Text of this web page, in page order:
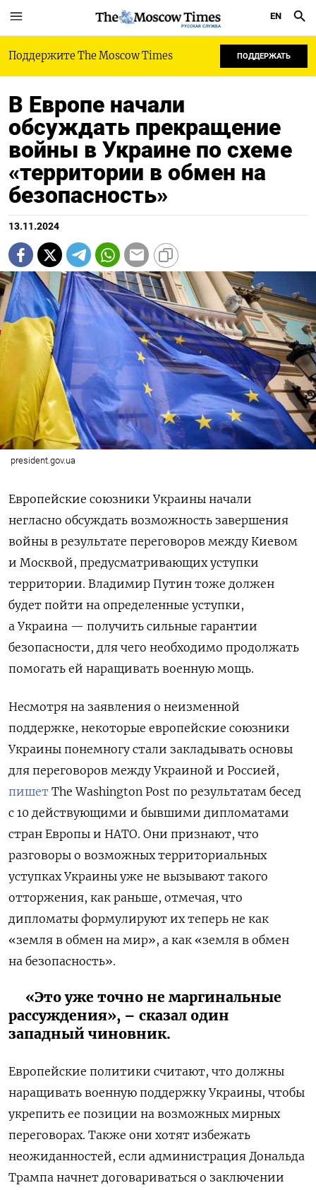
РУССКАЯ СЛУЖБА
EN
Поддержите The Moscow Times ПОДДЕРЖАТЬ
В Европе начали
обсуждать прекращение
войны в Украине по схеме
«территории в обмен на
безопасность»
13.11.2024
president.gov.ua
Европейские союзники Украины начали
негласно обсуждать возможность завершения
войны в результате переговоров между Киевом
и Москвой, предусматривающих уступки
территории. Владимир Путин тоже должен
будет пойти на определенные уступки,
а Украина — получить сильные гарантии
безопасности, для чего необходимо продолжать
помогать ей наращивать военную мощь.
Несмотря на заявления о неизменной
поддержке, некоторые европейские союзники
Украины понемногу стали закладывать основы
для переговоров между Украиной и Россией,
пишет The Washington Post по результатам бесед
с 10 действующими и бывшими дипломатами
стран Европы и НАТО. Они признают, что
разговоры о возможных территориальных
уступках Украины уже не вызывают такого
отторжения, как раньше, отмечая, что
дипломаты формулируют их теперь не как
«земля в обмен на мир», а как «земля в обмен
на безопасность».
«Это уже точно не маргинальные
рассуждения», – сказал один
западный чиновник.
Европейские политики считают, что должны
наращивать военную поддержку Украины, чтобы
укрепить ее позиции на возможных мирных
переговорах. Также они хотят избежать
неожиданностей, если администрация Дональда
Трампа начнет договариваться о заключении